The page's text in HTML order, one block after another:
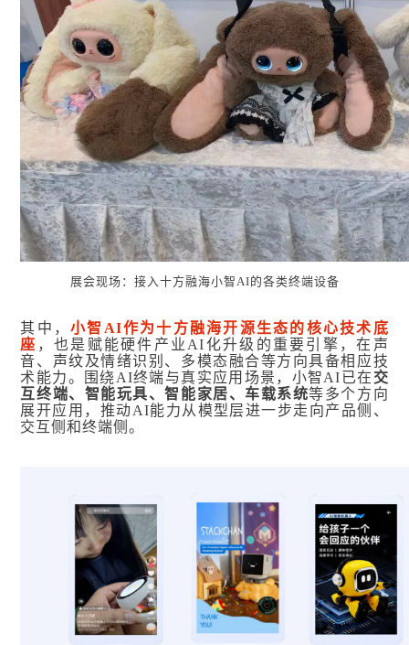
展会现场：接入十方融海小智AI的各类终端设备
其中，小智AI作为十方融海开源生态的核心技术底
座 ，也是赋能硬件产业AI化升级的重要引擎，在声
音、 声纹及情绪识别、多模态融合等方向具备相应技
术能力。围绕AI终端与真实应用场景，小智AI已在 交
互终端、智能玩具、智能家居、车载系统等多个方向
展开应用，推动AI能力从模型层进一步走向产品侧、
交互侧和终端侧。